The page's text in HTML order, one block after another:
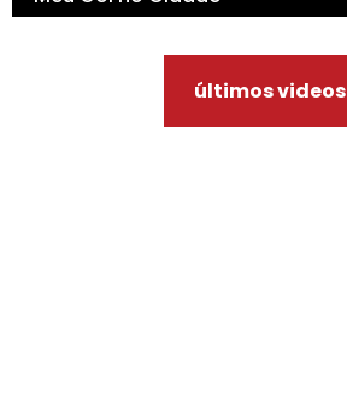
últimos videos